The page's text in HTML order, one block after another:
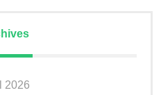
2026